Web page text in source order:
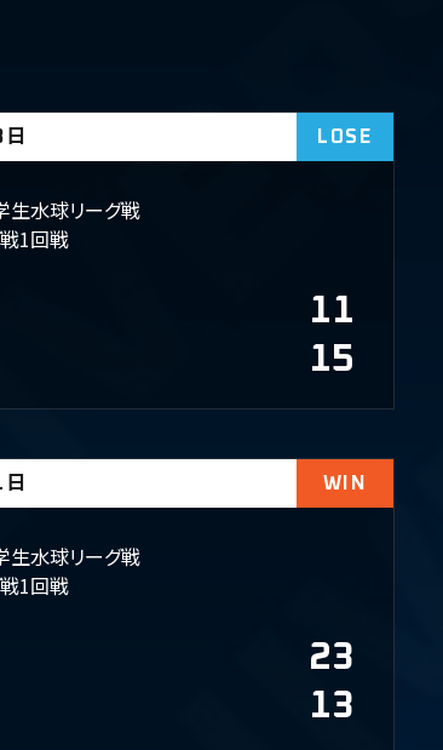
LOSE
生水球リーグ戦
1回戦
11
15
WIN
生水球リーグ戦
1回戦
23
13